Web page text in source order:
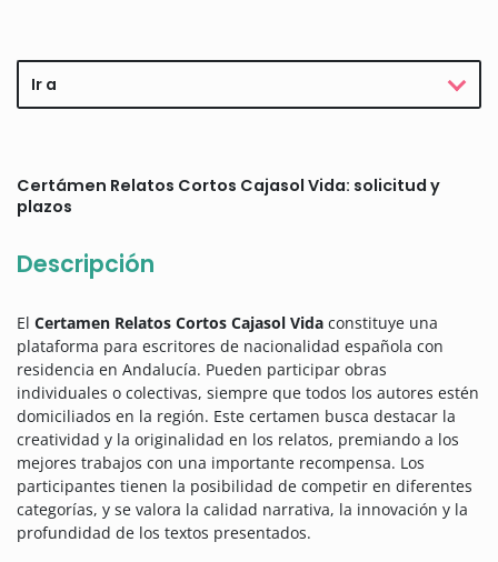
Ir a
Certámen Relatos Cortos Cajasol Vida: solicitud y
plazos
Descripción
El Certamen Relatos Cortos Cajasol Vida constituye una
plataforma para escritores de nacionalidad española con
residencia en Andalucía. Pueden participar obras
individuales o colectivas, siempre que todos los autores estén
domiciliados en la región. Este certamen busca destacar la
creatividad y la originalidad en los relatos, premiando a los
mejores trabajos con una importante recompensa. Los
participantes tienen la posibilidad de competir en diferentes
categorías, y se valora la calidad narrativa, la innovación y la
profundidad de los textos presentados.